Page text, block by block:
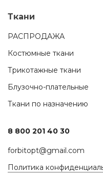
Ткани
РАСПРОДАЖА
Костюмные ткани
Трикотажные ткани
Блузочно-плательные
Ткани по назначению
8 800 201 40 30
forbitopt@gmail.com
Политика